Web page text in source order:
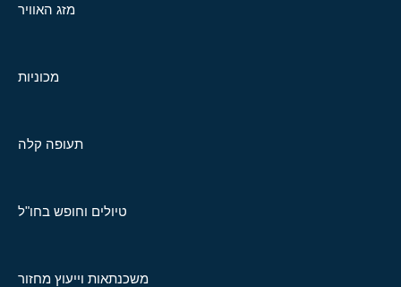
מזג האוויר
מכוניות
תעופה קלה
טיולים וחופש בחו"ל
משכנתאות וייעוץ מחזור